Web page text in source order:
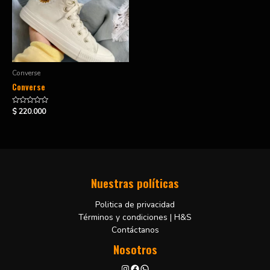
Converse
Converse
Valorado
en
$220.000
Nuestras políticas
Politica de privacidad
Términos y condiciones | H&S
Contáctanos
Nosotros